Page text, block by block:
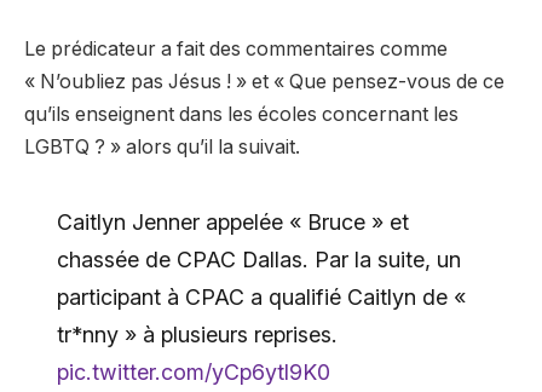
Le prédicateur a fait des commentaires comme
« N’oubliez pas Jésus ! » et « Que pensez-vous de ce
qu’ils enseignent dans les écoles concernant les
LGBTQ ? » alors qu’il la suivait.
Caitlyn Jenner appelée « Bruce » et
chassée de CPAC Dallas. Par la suite, un
participant à CPAC a qualifié Caitlyn de «
tr*nny » à plusieurs reprises.
pic.twitter.com/yCp6ytl9K0